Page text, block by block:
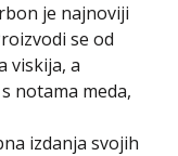
je najnoviji
se od
viskija, a
notama meda,
izdanja svojih